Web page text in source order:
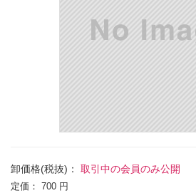
卸価格(税抜)： 取引中の会員のみ公開
定価： 700 円